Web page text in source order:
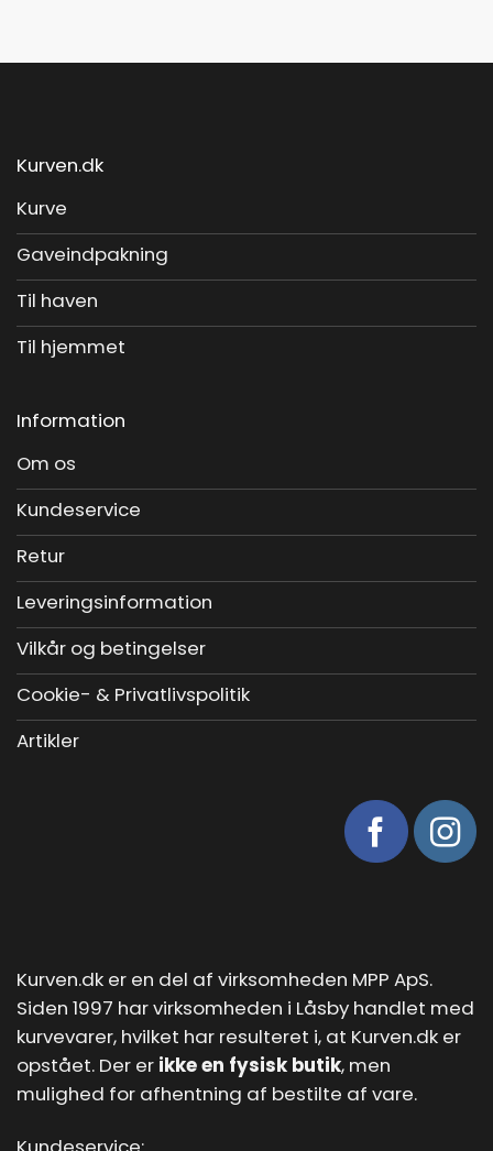
Kurven.dk er en del af virksomheden MPP ApS.
Siden 1997 har virksomheden i Låsby handlet med
kurvevarer, hvilket har resulteret i, at Kurven.dk er
opstået. Der er ikke en fysisk butik, men
mulighed for afhentning af bestilte af vare.
Kurven.dk
Kurve
Gaveindpakning
Til haven
Til hjemmet
Information
Om os
Kundeservice
Retur
Leveringsinformation
Vilkår og betingelser
Cookie- & Privatlivspolitik
Artikler